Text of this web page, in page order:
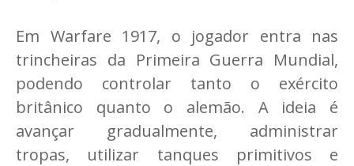
Em Warfare 1917, o jogador entra nas
trincheiras da Primeira Guerra Mundial,
podendo controlar tanto o exército
britânico quanto o alemão. A ideia é
avançar gradualmente, administrar
tropas, utilizar tanques primitivos e